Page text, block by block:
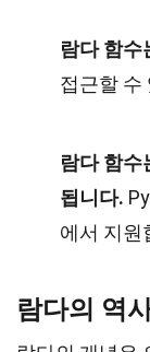
람다 함수
접근할 수
람다 함수
됩니다.
에서 지원
람다의 역